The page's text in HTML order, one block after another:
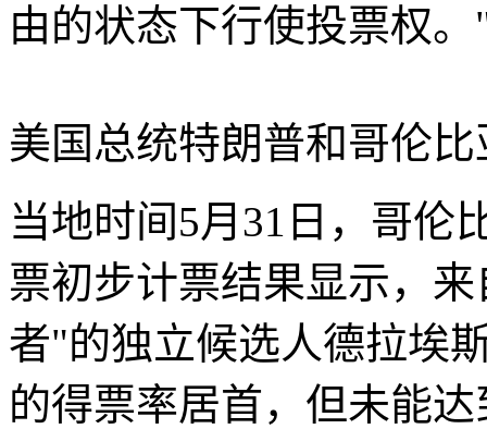
由的状态下行使投票权。
美国总统特朗普和哥伦
当地时间5月31日，哥伦
票初步计票结果显示，
者"的独立候选人德拉埃
的得票率居首，但未能